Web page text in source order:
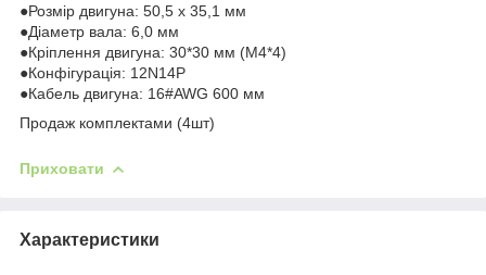
●Розмір двигуна: 50,5 x 35,1 мм
●Діаметр вала: 6,0 мм
●Кріплення двигуна: 30*30 мм (M4*4)
●Конфігурація: 12N14P
●Кабель двигуна: 16#AWG 600 мм
Продаж комплектами (4шт)
Приховати
Характеристики